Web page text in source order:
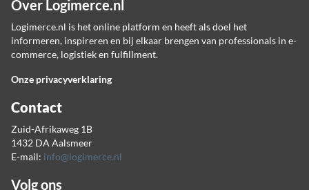
Over Logimerce.nl
Logimerce.nl is het online platform en heeft als doel het
informeren, inspireren en bij elkaar brengen van professionals in e-
commerce, logistiek en fulfillment.
Onze privacyverklaring
Contact
Zuid-Afrikaweg 1B
1432 DA Aalsmeer
E-mail: info@logimerce.nl
Volg ons